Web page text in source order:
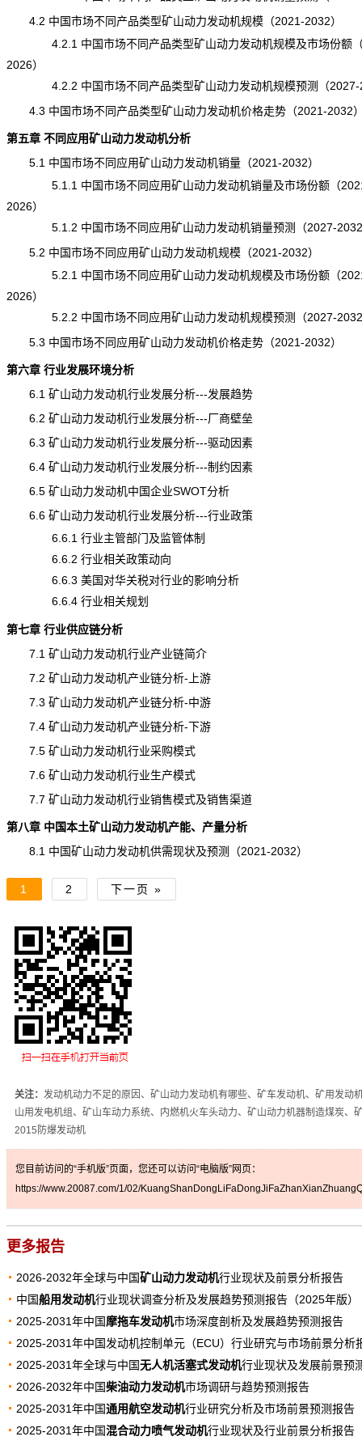
4.2 中国市场不同产品类型矿山动力发动机规模（2021-2032）
4.2.1 中国市场不同产品类型矿山动力发动机规模及市场份额
2026）
4.2.2 中国市场不同产品类型矿山动力发动机规模预测（2027-
4.3 中国市场不同产品类型矿山动力发动机价格走势（2021-2032
第五章 不同应用矿山动力发动机分析
5.1 中国市场不同应用矿山动力发动机销量（2021-2032）
5.1.1 中国市场不同应用矿山动力发动机销量及市场份额（
2026）
5.1.2 中国市场不同应用矿山动力发动机销量预测（2027-
5.2 中国市场不同应用矿山动力发动机规模（2021-2032）
5.2.1 中国市场不同应用矿山动力发动机规模及市场份额（
2026）
5.2.2 中国市场不同应用矿山动力发动机规模预测（2027-
5.3 中国市场不同应用矿山动力发动机价格走势（2021-2032）
第六章 行业发展环境分析
6.1 矿山动力发动机行业发展分析---发展趋势
6.2 矿山动力发动机行业发展分析---厂商壁垒
6.3 矿山动力发动机行业发展分析---驱动因素
6.4 矿山动力发动机行业发展分析---制约因素
6.5 矿山动力发动机中国企业SWOT分析
6.6 矿山动力发动机行业发展分析---行业政策
6.6.1 行业主管部门及监管体制
6.6.2 行业相关政策动向
6.6.3 美国对华关税对行业的影响分析
6.6.4 行业相关规划
第七章 行业供应链分析
7.1 矿山动力发动机行业产业链简介
7.2 矿山动力发动机产业链分析-上游
7.3 矿山动力发动机产业链分析-中游
7.4 矿山动力发动机产业链分析-下游
7.5 矿山动力发动机行业采购模式
7.6 矿山动力发动机行业生产模式
7.7 矿山动力发动机行业销售模式及销售渠道
第八章 中国本土矿山动力发动机产能、产量分析
8.1 中国矿山动力发动机供需现状及预测（2021-2032）
1 2 下一页 »
关注： 发动机动力不足的原因、矿山动力发动机有哪些、矿车发动机、矿用发动
山用发电机组、矿山车动力系统、内燃机火车头动力、矿山动力机器制造煤炭、
2015防爆发动机
您目前访问的“手机版”页面，您还可以访问“电脑版”网页：
https://www.20087.com/1/02/
更多报告
2026-2032年全球与中国矿山动力发动机行业现状及前景分析报告
中国船用发动机行业现状调查分析及发展趋势预测报告（2025年版）
2025-2031年中国摩拖车发动机市场深度剖析及发展趋势预测报告
2025-2031年中国发动机控制单元（ECU）行业研究与市场前景分析
2025-2031年全球与中国无人机活塞式发动机行业现状及发展前景预
2026-2032年中国柴油动力发动机市场调研与趋势预测报告
2025-2031年中国通用航空发动机行业研究分析及市场前景预测报告
2025-2031年中国混合动力喷气发动机行业现状及行业前景分析报告